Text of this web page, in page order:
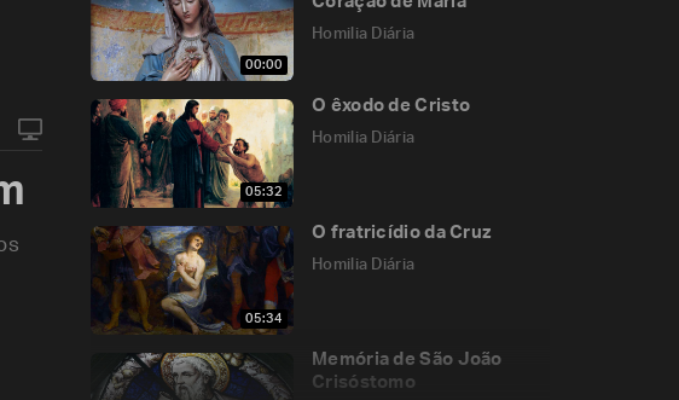
00:00
Homilia Diária
05:32
O êxodo de Cristo
Homilia Diária
05:34
O fratricídio da Cruz
Homilia Diária
Memória de São João
Crisóstomo